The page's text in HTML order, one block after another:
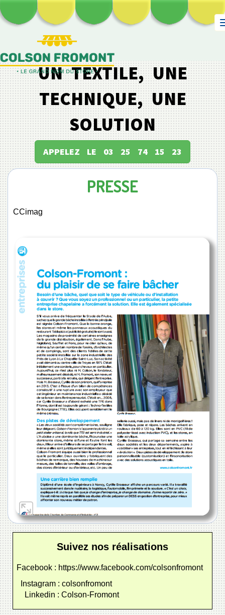
UN TEXTILE, UNE
TECHNIQUE, UNE
SOLUTION
APPELEZ LE 03 25 74 15 23
PRESSE
CCimag
Suivez nos réalisations
Facebook : https://www.facebook.com/colsonfromont
Instagram : colsonfromont
Linkedin : Colson-Fromont